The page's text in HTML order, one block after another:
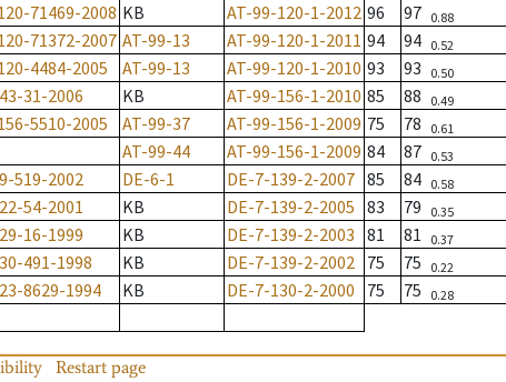
71469-2008 KB AT-99-120-1-2012 96 97 0.88
71372-2007 AT-99-13 AT-99-120-1-2011 94 94 0.52
4484-2005 AT-99-13 AT-99-120-1-2010 93 93 0.50
31-2006 KB AT-99-156-1-2010 85 88 0.49
5510-2005 AT-99-37 AT-99-156-1-2009 75 78 0.61
AT-99-44 AT-99-156-1-2009 84 87 0.53
519-2002 DE-6-1 DE-7-139-2-2007 85 84 0.58
54-2001 KB DE-7-139-2-2005 83 79 0.35
16-1999 KB DE-7-139-2-2003 81 81 0.37
491-1998 KB DE-7-139-2-2002 75 75 0.22
8629-1994 KB DE-7-130-2-2000 75 75 0.28
Restart page